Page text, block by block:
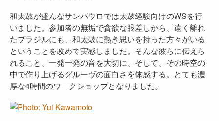
和太鼓が盛んなサンパウロでは太鼓経験向けのWSを行
いました。参加者の無垢で貪欲な眼差しから、遠く離れ
たブラジルにも、和太鼓に熱き思いを持った方々がいる
ということを改めて実感しました。そんな彼らに伝えら
れること、一発一発の音を大切に、そして、その時空の
中で作り上げるグルーヴの面白さを体感する。とても濃
厚な4時間のワークショップとなりました。